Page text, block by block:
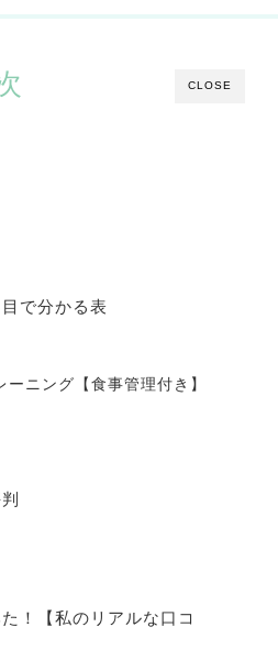
CLOSE
で分かる表
ニング【食事管理付き】
！【私のリアルな口コ